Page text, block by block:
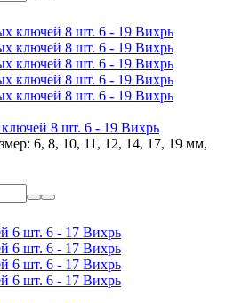
8 шт. 6 - 19 Вихрь
6, 8, 10, 11, 12, 14, 17, 19 мм,